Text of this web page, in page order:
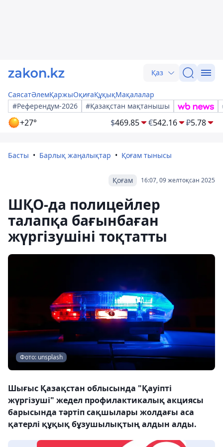
Қаз
СаясатӘлемҚаржыОқиғаҚұқықМақалалар
#Референдум-2026
#Қазақстан мақтанышы
+27° $469.85 €542.16 ₽5.78
Басты Барлық жаңалықтар Қоғам тынысы
16:07, 09 желтоқсан 2025
Қоғам
ШҚО-да полицейлер
талапқа бағынбаған
жүргізушіні тоқтатты
Фото: unsplash
Шығыс Қазақстан облысында "Қауіпті
жүргізуші" жедел профилактикалық акциясы
барысында тәртіп сақшылары жолдағы аса
қатерлі құқық бұзушылықтың алдын алды.